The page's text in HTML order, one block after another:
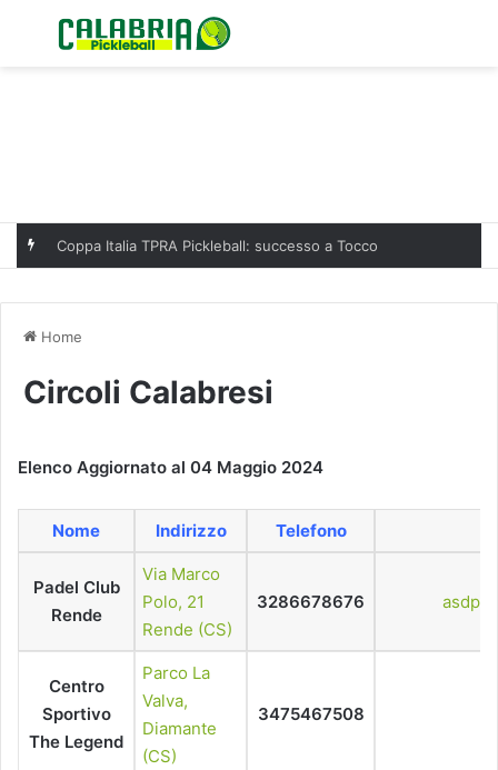
Menu
Coppa Italia TPRA Pickleball: successo a Tocco
Home
Circoli Calabresi
Elenco Aggiornato al 04 Maggio 2024
Nome Indirizzo Telefono
Padel Club
Rende
Via Marco
Polo, 21
Rende (CS)
3286678676
Centro
Sportivo
The Legend
Parco La
Valva,
Diamante
(CS)
3475467508